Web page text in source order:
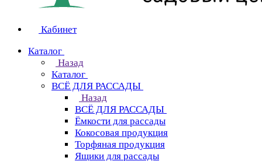
Кабинет
Каталог
Назад
Каталог
ВСЁ ДЛЯ РАССАДЫ
Назад
ВСЁ ДЛЯ РАССАДЫ
Ёмкости для рассады
Кокосовая продукция
Торфяная продукция
Ящики для рассады